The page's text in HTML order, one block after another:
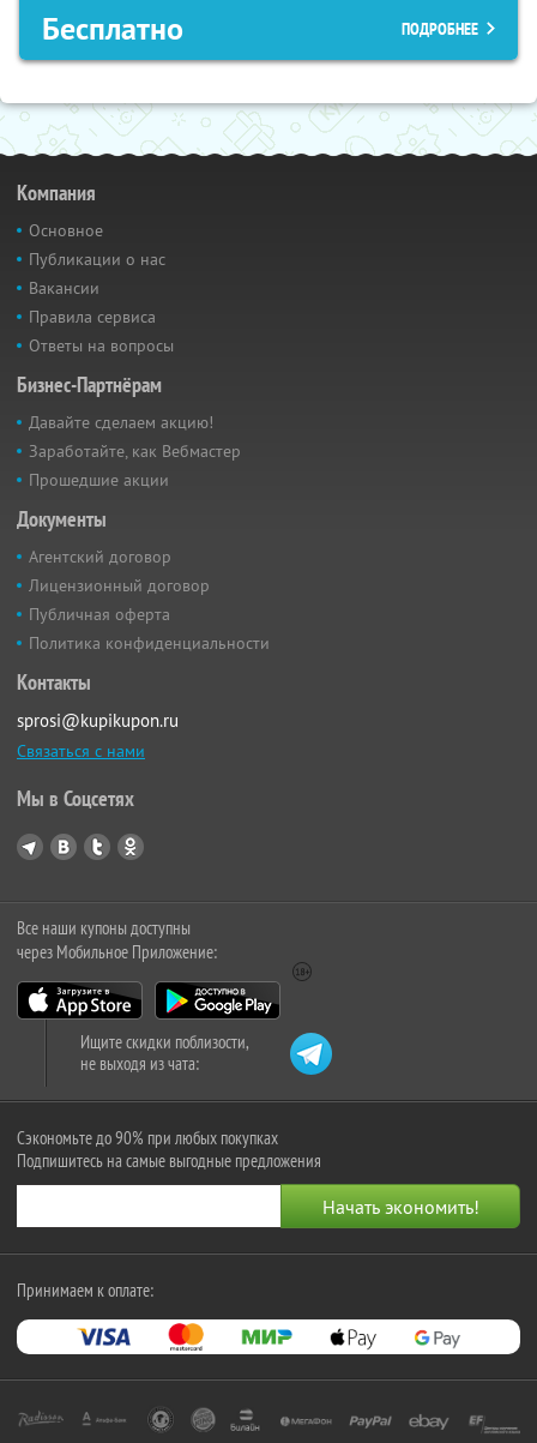
Бесплатно ПОДРОБНЕЕ
Компания
Основное
Публикации о нас
Вакансии
Правила сервиса
Ответы на вопросы
Бизнес-Партнёрам
Давайте сделаем акцию!
Заработайте, как Вебмастер
Прошедшие акции
Документы
Агентский договор
Лицензионный договор
Публичная оферта
Политика конфиденциальности
Контакты
sprosi@kupikupon.ru
Связаться с нами
Мы в Соцсетях
Все наши купоны доступны
через Мобильное Приложение:
Ищите скидки поблизости,
не выходя из чата:
Сэкономьте до 90% при любых покупках
Подпишитесь на самые выгодные предложения
Принимаем к оплате: